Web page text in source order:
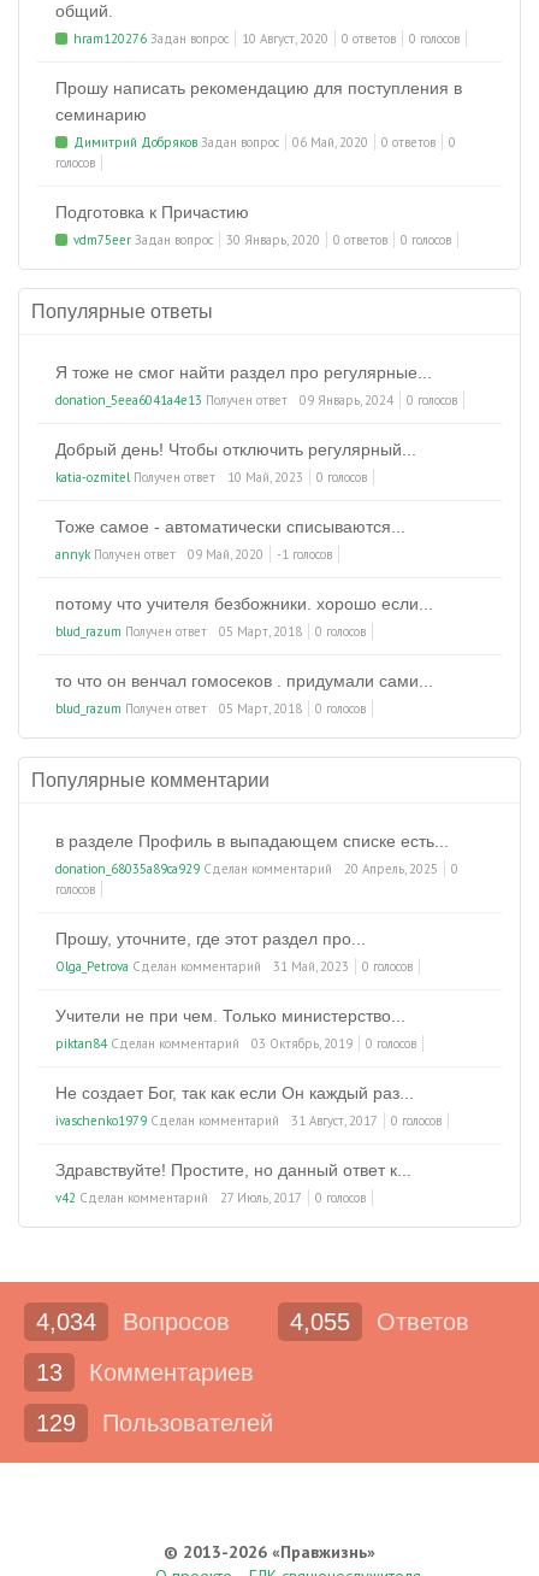
общий.
hram120276 Задан вопрос 10 Август, 2020 0 ответов 0 голосов
Прошу написать рекомендацию для поступления в
семинарию
Димитрий Добряков Задан вопрос 06 Май, 2020 0 ответов
0
голосов
Подготовка к Причастию
vdm75eer Задан вопрос 30 Январь, 2020 0 ответов 0 голосов
Популярные ответы
Я тоже не смог найти раздел про регулярные...
donation_5eea6041a4e13 Получен ответ 09 Январь, 2024 0 голосов
Добрый день! Чтобы отключить регулярный...
katia-ozmitelПолучен ответ 10 Май, 2023 0 голосов
Тоже самое - автоматически списываются...
annyk Получен ответ 09 Май, 2020 -1 голосов
потому что учителя безбожники. хорошо если...
blud_razum Получен ответ 05 Март, 2018 0 голосов
то что он венчал гомосеков . придумали сами...
blud_razum Получен ответ 05 Март, 2018 0 голосов
Популярные комментарии
в разделе Профиль в выпадающем списке есть...
donation_68035a89ca929 Сделан комментарий 20 Апрель, 2025
0
голосов
Прошу, уточните, где этот раздел про...
Olga_Petrova Сделан комментарий 31 Май, 2023 0 голосов
Учители не при чем. Только министерство...
piktan84Сделан комментарий 03 Октябрь, 2019 0 голосов
Не создает Бог, так как если Он каждый раз...
ivaschenko1979 Сделан комментарий 31 Август, 2017 0 голосов
Здравствуйте! Простите, но данный ответ к...
v42 Сделан комментарий 27 Июль, 2017 0 голосов
4,034 Вопросов 4,055
Ответов
13
Комментариев
129
Пользователей
© 2013-2026 «Правжизнь»